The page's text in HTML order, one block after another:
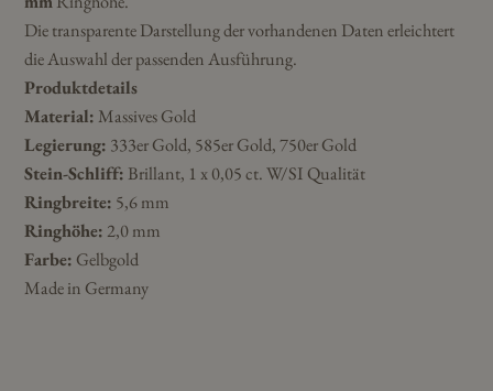
Die transparente Darstellung der vorhandenen Daten erleichtert
die Auswahl der passenden Ausführung.
Produktdetails
Material: Massives Gold
Legierung: 333er Gold, 585er Gold, 750er Gold
Stein-Schliff: Brillant, 1 x 0,05 ct. W/SI Qualität
Ringbreite: 5,6 mm
Ringhöhe: 2,0 mm
Farbe: Gelbgold
Made in Germany